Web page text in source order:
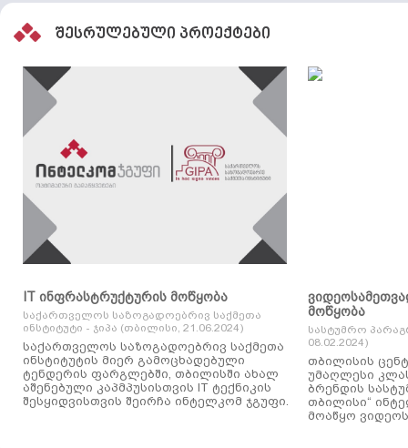
შესრულებული პროექტები
IT ინფრასტრუქტურის მოწყობა
საქართველოს საზოგადოებრივ საქმეთა
ინსტიტუტი - ჯიპა (თბილისი, 21.06.2024)
საქართველოს საზოგადოებრივ საქმეთა
ინსტიტუტის მიერ გამოცხადებული
ტენდერის ფარგლებში, თბილისში ახალ
აშენებული კაპმპუსისთვის IT ტექნიკის
შესყიდვისთვის შეირჩა ინტელკომ ჯგუფი.
მოწყობა
სასტუმრო
08.02.2024)
თბილისის
უმაღლესი
ბრენდის
თბილისი“
მოაწყო